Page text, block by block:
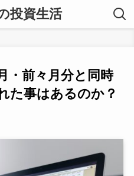
投資生活
・前々月分と同時
た事はあるのか？